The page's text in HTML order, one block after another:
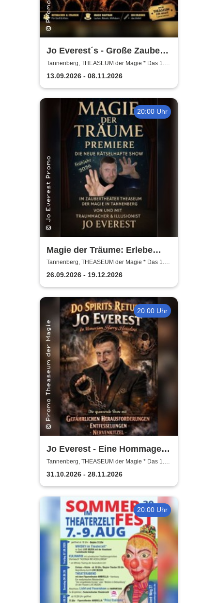
Jo Everest´s - Große Zauber-
Mitmach-Show | Hokuspokus
vertrickst und so
Tannenberg, THEASEUM der Magie * Das 1.
Zaubertheater im Erzgebirge
13.09.2026 - 08.11.2026
20:00 Uhr
Magie der Träume: Erlebe
Magisches - Die neue
rätselhafte Show voller
Träume & Magie
Tannenberg, THEASEUM der Magie * Das 1.
Zaubertheater im Erzgebirge
26.09.2026 - 19.12.2026
20:00 Uhr
Jo Everest - Eine Hommage
an Houdini
Tannenberg, THEASEUM der Magie * Das 1.
Zaubertheater im Erzgebirge
31.10.2026 - 28.11.2026
20:00 Uhr